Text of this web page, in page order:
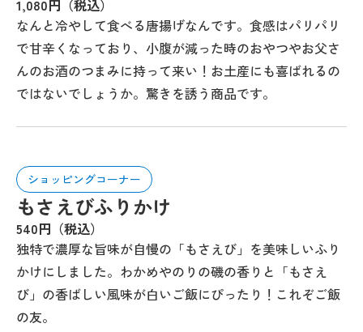
1,080円（税込）
なんと冷やして食べる唐揚げなんです。食感はパリパリ
で甘辛くなっており、小腹が減った時のおやつやお父さ
んのお酒のつまみに持って来い！お土産にも喜ばれるの
ではないでしょうか。驚きを誘う商品です。
ショッピングコーナー
もさえびふりかけ
540円（税込）
独特で濃厚な旨味が自慢の「もさえび」を美味しいふり
かけにしました。わかめやのりの磯の香りと「もさえ
び」の香ばしい風味が白いご飯にぴったり！これぞご飯
の友。